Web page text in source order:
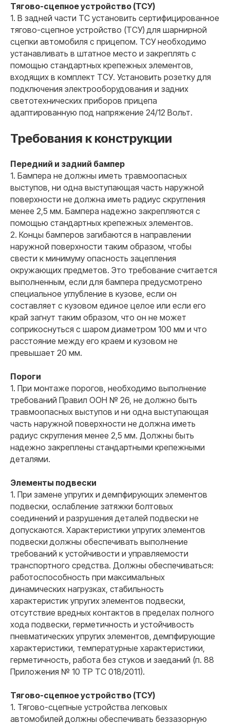
Тягово-сцепное устройство (ТСУ)
1. В задней части ТС установить сертифицированное
тягово-сцепное устройство (ТСУ) для шарнирной
сцепки автомобиля с прицепом. ТСУ необходимо
устанавливать в штатное место и закреплять с
помощью стандартных крепежных элементов,
входящих в комплект ТСУ. Установить розетку для
подключения электрооборудования и задних
светотехнических приборов прицепа
адаптированную под напряжение 24/12 Вольт.
Требования к конструкции
Передний и задний бампер
1. Бампера не должны иметь травмоопасных
выступов, ни одна выступающая часть наружной
поверхности не должна иметь радиус скругления
менее 2,5 мм. Бампера надежно закрепляются с
помощью стандартных крепежных элементов.
2. Концы бамперов загибаются в направлении
наружной поверхности таким образом, чтобы
свести к минимуму опасность зацепления
окружающих предметов. Это требование считается
выполненным, если для бампера предусмотрено
специальное углубление в кузове, если он
составляет с кузовом единое целое или если его
край загнут таким образом, что он не может
соприкоснуться с шаром диаметром 100 мм и что
расстояние между его краем и кузовом не
превышает 20 мм.
Пороги
1. При монтаже порогов, необходимо выполнение
требований Правил ООН № 26, не должно быть
травмоопасных выступов и ни одна выступающая
часть наружной поверхности не должна иметь
радиус скругления менее 2,5 мм. Должны быть
надежно закреплены стандартными крепежными
деталями.
Элементы подвески
1. При замене упругих и демпфирующих элементов
подвески, ослабление затяжки болтовых
соединений и разрушения деталей подвески не
допускаются. Характеристики упругих элементов
подвески должны обеспечивать выполнение
требований к устойчивости и управляемости
транспортного средства. Должны обеспечиваться:
работоспособность при максимальных
динамических нагрузках, стабильность
характеристик упругих элементов подвески,
отсутствие вредных контактов в пределах полного
хода подвески, герметичность и устойчивость
пневматических упругих элементов, демпфирующие
характеристики, температурные характеристики,
герметичность, работа без стуков и заеданий (п. 88
Приложения № 10 ТР ТС 018/2011).
Тягово-сцепное устройство (ТСУ)
1. Тягово-сцепные устройства легковых
автомобилей должны обеспечивать беззазорную